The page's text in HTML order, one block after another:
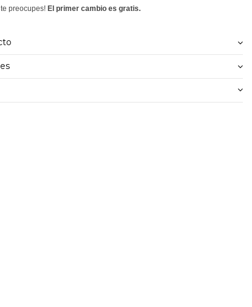
preocupes! El primer cambio es gratis.